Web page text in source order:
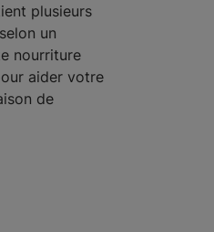
plusieurs
un
nourriture
aider votre
de